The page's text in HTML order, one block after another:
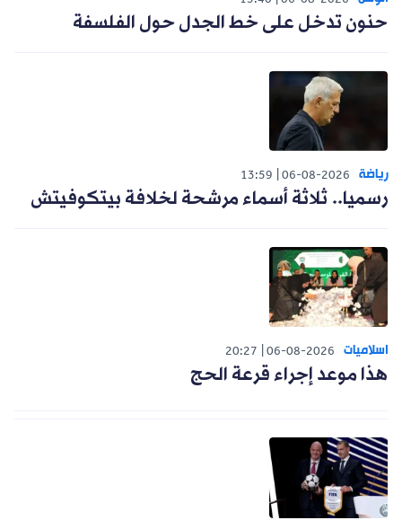
حنون تدخل على خط الجدل حول الفلسفة
رياضة 06-08-2026
13:59
رسميا.. ثلاثة أسماء مرشحة لخلافة بيتكوفيتش
اسلاميات 06-08-2026
20:27
هذا موعد إجراء قرعة الحج